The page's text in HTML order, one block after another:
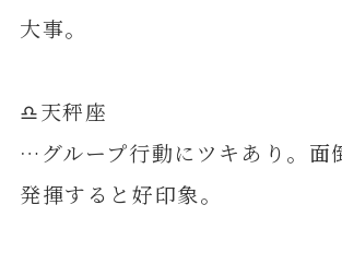
大事。
♎️天秤座
…グループ行動にツキあり。面
発揮すると好印象。